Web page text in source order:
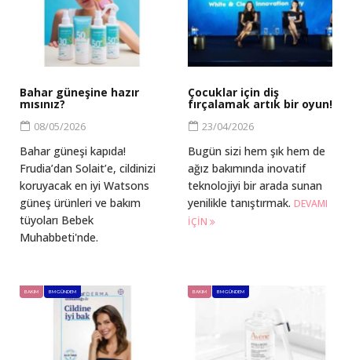
Bahar güneşine hazır
mısınız?
08/05/2026
Bahar güneşi kapıda!
Frudia’dan Solait’e, cildinizi
koruyacak en iyi Watsons
güneş ürünleri ve bakım
tüyoları Bebek
Muhabbeti'nde.
Çocuklar için diş
fırçalamak artık bir oyun!
23/04/2026
Bugün sizi hem şık hem de
ağız bakımında inovatif
teknolojiyi bir arada sunan
yenilikle tanıştırmak. DEVAMI
IÇIN
BAKIM BM GÜNDEM BAKIM BM GÜNDEM